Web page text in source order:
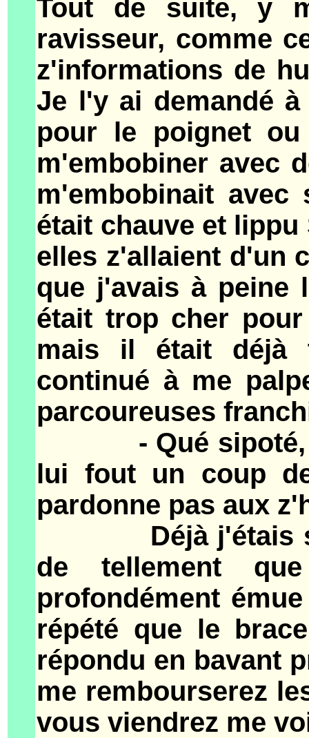
Tout de suite, y
ravisseur, comme
z'informations de
Je l'y ai demandé
pour le poignet
m'embobiner avec
m'embobinait
était chauve et
elles z'allaient d'un
que j'avais à peine
était trop cher
mais il était déjà
continué à me
parcoureuses
- Qué sipoté,
lui fout un coup
pardonne pas aux
Déjà j'étais
de tellement
profondément
répété que le
répondu en bavant
me rembourserez
vous viendrez me